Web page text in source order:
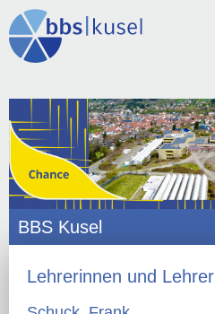
BBS Kusel
Lehrerinnen und Lehrer